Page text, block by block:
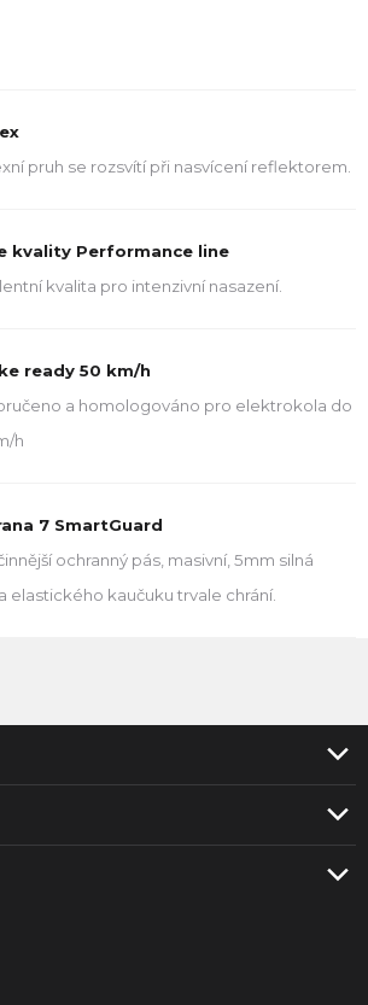
pruh se rozsvítí při nasvícení reflektorem.
kvality Performance line
kvalita pro intenzivní nasazení.
ready 50 km/h
a homologováno pro elektrokola do
h
7 SmartGuard
ochranný pás, masivní, 5mm silná
elastického kaučuku trvale chrání.